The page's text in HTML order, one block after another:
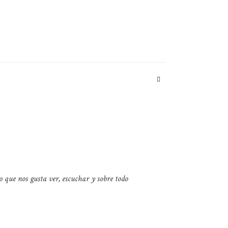
nos gusta ver, escuchar y sobre todo